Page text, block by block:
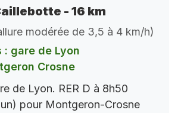
- 16 km
modérée de 3,5 à 4 km/h)
: gare de Lyon
Crosne
de Lyon. RER D à 8h50
pour Montgeron-Crosne